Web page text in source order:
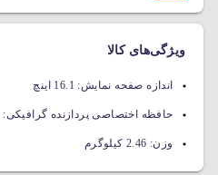
ویژگی‌های کالا
اندازه صفحه نمایش: 16.1 اینچ
حافظه اختصاصی پردازنده گرافیکی:
وزن: 2.46 کیلوگرم